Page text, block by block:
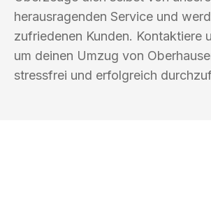
herausragenden Service und
zufriedenen Kunden. Kontaktiere
um deinen Umzug von
stressfrei und erfolgreich